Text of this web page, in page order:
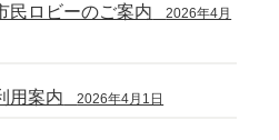
民ロビーのご案内 2026年4月
用案内 2026年4月1日